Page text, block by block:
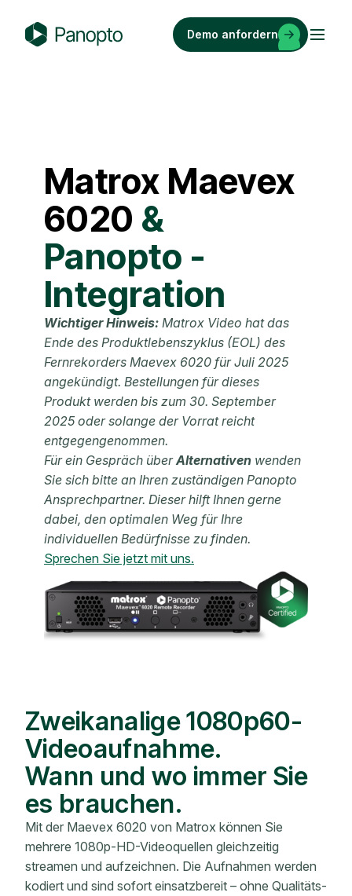
Inhalt
Demo anfordern
Matrox Maevex
6020 &
Panopto -
Integration
Wichtiger Hinweis: Matrox Video hat das
Ende des Produktlebenszyklus (EOL) des
Fernrekorders Maevex 6020 für Juli 2025
angekündigt. Bestellungen für dieses
Produkt werden bis zum 30. September
2025 oder solange der Vorrat reicht
entgegengenommen.
Für ein Gespräch überAlternativen wenden
Sie sich bitte an Ihren zuständigen Panopto
Ansprechpartner. Dieser hilft Ihnen gerne
dabei, den optimalen Weg für Ihre
individuellen Bedürfnisse zu finden.
Sprechen Sie jetzt mit uns.
Zweikanalige 1080p60-
Videoaufnahme.
Wann und wo immer Sie
es brauchen.
Mit der Maevex 6020 von Matrox können Sie
mehrere 1080p-HD-Videoquellen gleichzeitig
streamen und aufzeichnen. Die Aufnahmen werden
kodiert und sind sofort einsatzbereit – ohne Qualitäts-